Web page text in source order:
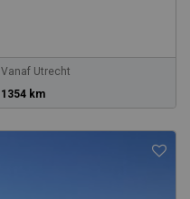
Vanaf Utrecht
1354 km